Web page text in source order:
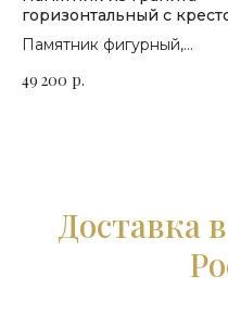
горизонтальный с
П-247
Памятник фигурный,
на выбор
49 200 р.
Доставка